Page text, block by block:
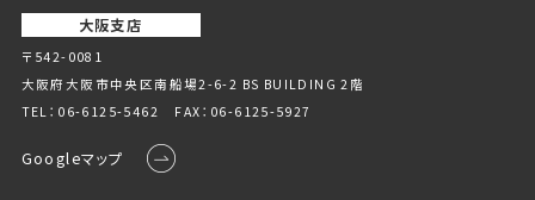
大阪支店
〒542-0081
大阪府大阪市中央区南船場2-6-2 BS BUILDING 2階
TEL： 06-6125-5462 FAX：06-6125-5927
Googleマップ